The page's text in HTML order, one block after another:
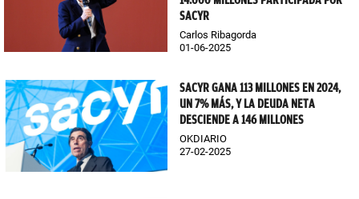
SACYR
Carlos Ribagorda
01-06-2025
SACYR GANA 113 MILLONES EN 2024,
UN 7% MÁS, Y LA DEUDA NETA
DESCIENDE A 146 MILLONES
OKDIARIO
27-02-2025